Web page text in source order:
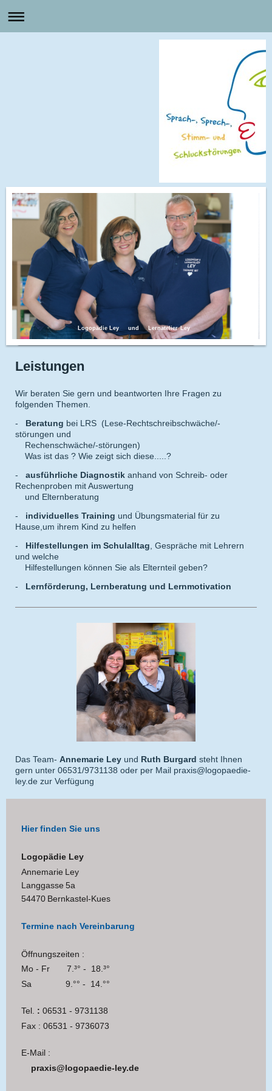
Logopädie Ley und Lernatelier Ley
Leistungen
Wir beraten Sie gern und beantworten Ihre Fragen zu
folgenden Themen.
- Beratung bei LRS (Lese-Rechtschreibschwäche/-
störungen und
Rechenschwäche/-störungen)
Was ist das ? Wie zeigt sich diese.....?
- ausführliche Diagnostik anhand von Schreib- oder
Rechenproben mit Auswertung
und Elternberatung
- individuelles Training und Übungsmaterial für zu
Hause,um ihrem Kind zu helfen
- Hilfestellungen im Schulalltag , Gespräche mit Lehrern
und welche
Hilfestellungen können Sie als Elternteil geben?
- Lernförderung, Lernberatung und Lernmotivation
Das Team- Annemarie Ley und Ruth Burgard steht Ihnen
gern unter 06531/9731138 oder per Mail praxis@logopaedie-
ley.de zur Verfügung
Hier finden Sie uns
Logopädie Ley
Annemarie Ley
Langgasse 5a
54470 Bernkastel-Kues
Termine nach Vereinbarung
Öffnungszeiten :
Mo - Fr 7.³° - 18.³°
Sa 9.°° - 14.°°
Tel. : 06531 - 9731138
Fax : 06531 - 9736073
E-Mail :
praxis@logopaedie-ley.de